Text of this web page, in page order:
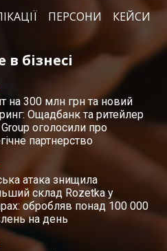
ПЕРСОНИ КЕЙСИ
бізнесі
на 300 млн грн та новий
Ощадбанк та ритейлер
оголосили про
партнерство
атака знищила
склад Rozetka у
обробляв понад 100 000
на день